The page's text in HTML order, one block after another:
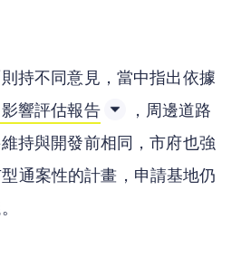
持不同意見，當中指出依據
響評估報告
，周邊道路
持與開發前相同，市府也強
通案性的計畫，申請基地仍